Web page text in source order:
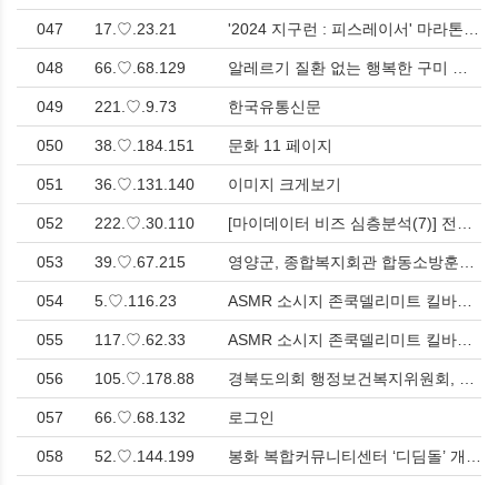
047 17.♡.23.21
048 66.♡.68.129
049 221.♡.9.73 한국유통신문
050 38.♡.184.151 문화 11 페이지
051 36.♡.131.140 이미지 크게보기
052 222.♡.30.110
053 39.♡.67.215
054 5.♡.116.23
055 117.♡.62.33
056 105.♡.178.88
057 66.♡.68.132 로그인
058 52.♡.144.199